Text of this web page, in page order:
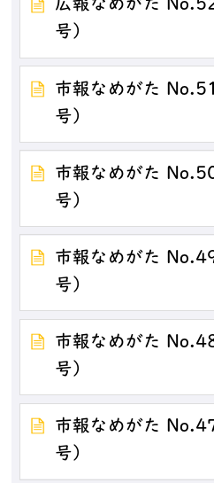
広報なめがた
号）
市報なめがた
号）
市報なめがた
号）
市報なめがた
号）
市報なめがた
号）
市報なめがた
号）